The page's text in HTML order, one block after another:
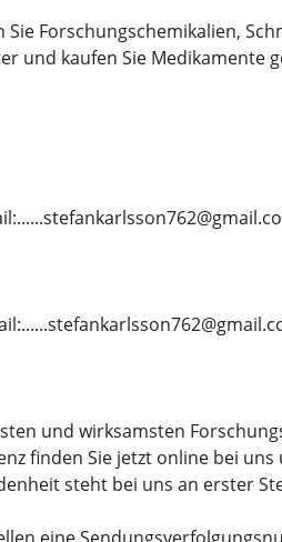
Sie Forschungschemikalien,
und kaufen Sie Medikamente
und wirksamsten
finden Sie jetzt online bei
steht bei uns an erster